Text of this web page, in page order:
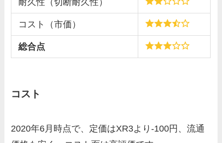
コスト（市価）
総合点
コスト
2020年6月時点で、定価はXR3より-100円、流通